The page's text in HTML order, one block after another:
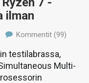
ilman
Kommentit (99)
testilabrassa,
Multi-